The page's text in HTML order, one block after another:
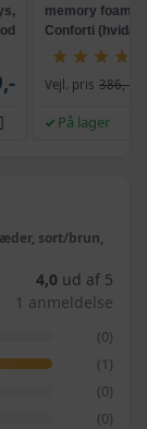
sort/brun,
4,0 ud af 5
1 anmeldelse
(0)
(1)
(0)
(0)
memory foam -
Conforti (hvid/
Vejl. pris 386,-
På lager